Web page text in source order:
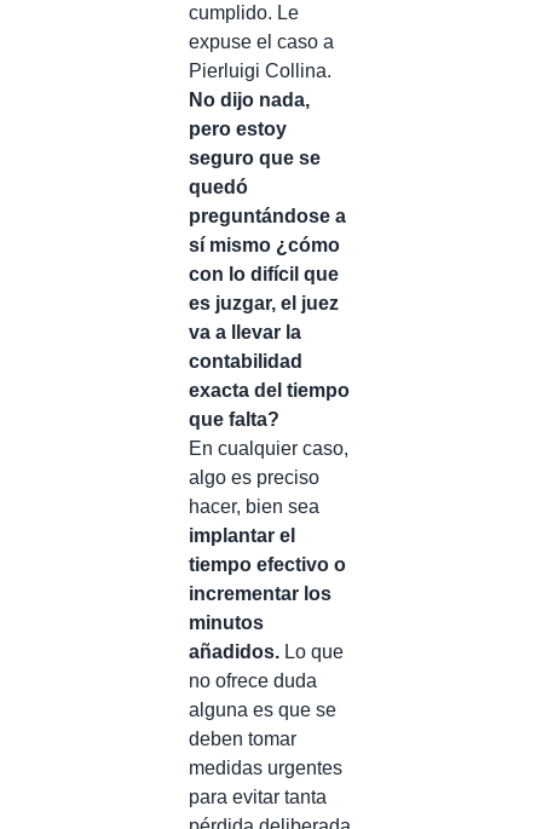
cumplido. Le
expuse el caso a
Pierluigi Collina.
No dijo nada,
pero estoy
seguro que se
quedó
preguntándose a
sí mismo ¿cómo
con lo difícil que
es juzgar, el juez
va a llevar la
contabilidad
exacta del tiempo
que falta?
En cualquier caso,
algo es preciso
hacer, bien sea
implantar el
tiempo efectivo o
incrementar los
minutos
añadidos. Lo que
no ofrece duda
alguna es que se
deben tomar
medidas urgentes
para evitar tanta